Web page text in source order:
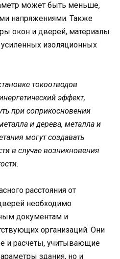
может быть меньше,
напряжениями. Также
окон и дверей, материалы
усиленных изоляционных
токоотводов
эффект,
при соприкосновении
и дерева, металла и
могут создавать
в случае возникновения
расстояния от
необходимо
документам и
организаций. Они
и расчеты, учитывающие
здания, но и